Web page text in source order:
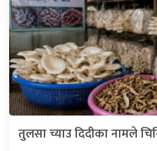
तुलसा च्याउ दिदीका नामले